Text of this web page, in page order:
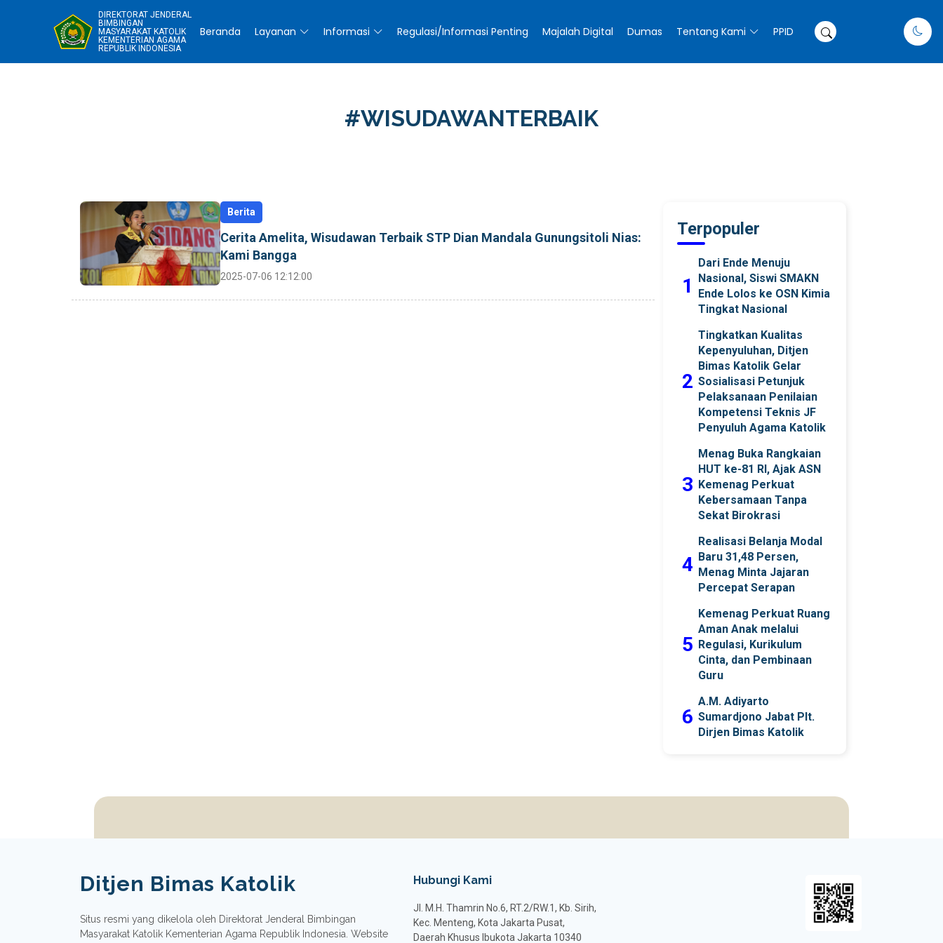
DIREKTORAT JENDERAL
BIMBINGAN
MASYARAKAT KATOLIK
KEMENTERIAN AGAMA
REPUBLIK INDONESIA
Beranda Layanan Informasi Regulasi/Informasi Penting Majalah Digital Dumas Tentang Kami PPID
#WISUDAWANTERBAIK
Berita
Cerita Amelita, Wisudawan Terbaik STP Dian Mandala Gunungsitoli Nias:
Kami Bangga
2025-07-06 12:12:00
Terpopuler
1
Dari Ende Menuju
Nasional, Siswi SMAKN
Ende Lolos ke OSN Kimia
Tingkat Nasional
2
Tingkatkan Kualitas
Kepenyuluhan, Ditjen
Bimas Katolik Gelar
Sosialisasi Petunjuk
Pelaksanaan Penilaian
Kompetensi Teknis JF
Penyuluh Agama Katolik
3
Menag Buka Rangkaian
HUT ke-81 RI, Ajak ASN
Kemenag Perkuat
Kebersamaan Tanpa
Sekat Birokrasi
4
Realisasi Belanja Modal
Baru 31,48 Persen,
Menag Minta Jajaran
Percepat Serapan
5
Kemenag Perkuat Ruang
Aman Anak melalui
Regulasi, Kurikulum
Cinta, dan Pembinaan
Guru
6
A.M. Adiyarto
Sumardjono Jabat Plt.
Dirjen Bimas Katolik
Ditjen Bimas Katolik
Situs resmi yang dikelola oleh Direktorat Jenderal Bimbingan
Masyarakat Katolik Kementerian Agama Republik Indonesia. Website
Hubungi Kami
Jl. M.H. Thamrin No.6, RT.2/RW.1, Kb. Sirih,
Kec. Menteng, Kota Jakarta Pusat,
Daerah Khusus Ibukota Jakarta 10340